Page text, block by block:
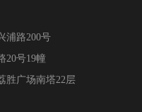
浦路200号
20号19幢
胜广场南塔22层